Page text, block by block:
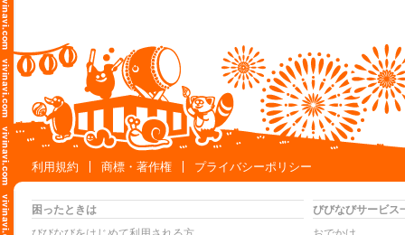
利用規約
商標・著作権 プライバシーポリシー
困ったときは
びびなびサービス